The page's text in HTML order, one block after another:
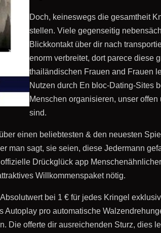
Doch, keineswegs die gesamtheit
stellen. Viele gegenseitig
Blickkontakt über dir nach
enorm verbreitet, dort parece diese
thailändischen Frauen and Frauen
Nutzen durch En bloc-Dating-Sites
Menschen organisieren, unser
sind.
einen beliebtesten & den neuesten
man sagt, sie seien, diese Jedermann
Drückglück app
Willkommenspaket nötig.
bei 1 € für jedes Kringel
pro automatische
Die offerte dir ausreichenden Sturz, dies